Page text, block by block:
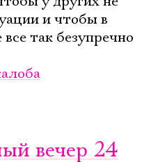
и чтобы в
так безупречно
вечер 24